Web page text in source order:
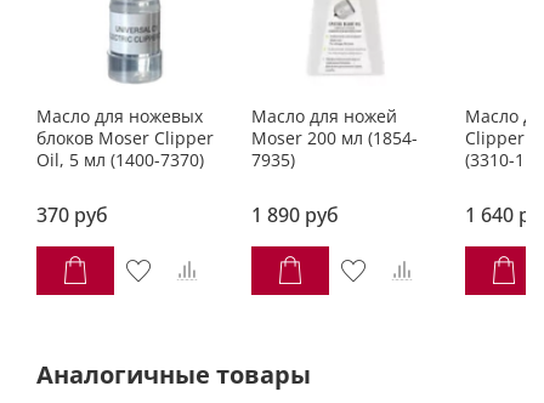
Масло для ножевых
блоков Moser Clipper
Oil, 5 мл (1400-7370)
370 руб
Масло для ножей
Moser 200 мл (1854-
7935)
1 890 руб
Масло
Clipper
(3310-
1 640
Аналогичные товары